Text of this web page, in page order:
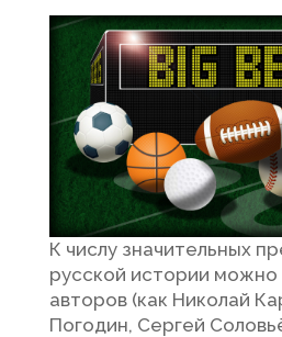
К числу значительных
русской истории можно
авторов (как Николай
Погодин, Сергей